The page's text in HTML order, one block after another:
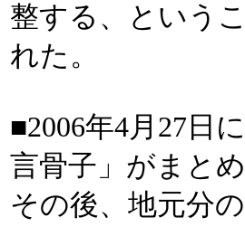
整する、という
れた。
■2006年4月27日
言骨子」がまとめ
その後、地元分